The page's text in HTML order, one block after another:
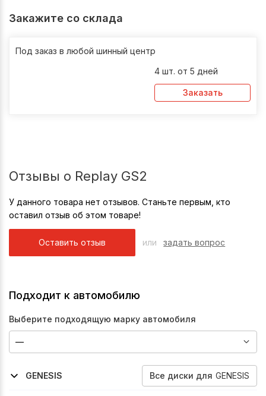
Закажите со склада
Под заказ в любой шинный центр
4 шт. от 5 дней
Заказать
Отзывы о Replay GS2
У данного товара нет отзывов. Станьте первым, кто
оставил отзыв об этом товаре!
Оставить отзыв или задать вопрос
Подходит к автомобилю
Выберите подходящую марку автомобиля
GENESIS Все диски для GENESIS